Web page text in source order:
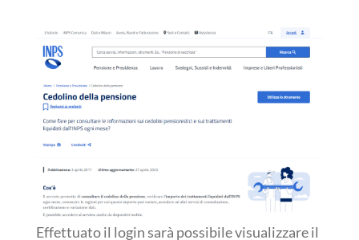
Effettuato il login sarà possibile visualizzare il